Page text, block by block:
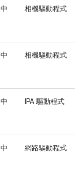
中 相機驅動程式
中 相機驅動程式
中 IPA 驅動程式
中 網路驅動程式